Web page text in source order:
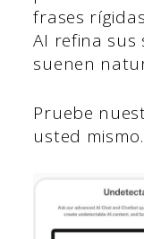
frases
AI refina sus
suenen
Pruebe
usted mismo.